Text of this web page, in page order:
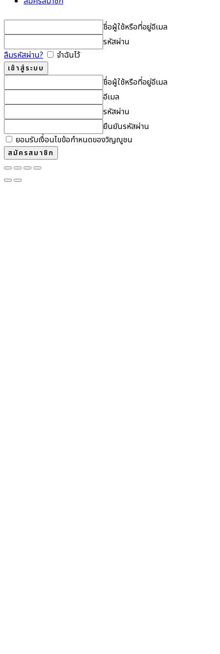
ชื่อผู้ใช้หรือที่อยู่อีเมล
รหัสผ่าน
ลืมรหัสผ่าน?
จำฉันไว้
ชื่อผู้ใช้หรือที่อยู่อีเมล
อีเมล
รหัสผ่าน
ยืนยันรหัสผ่าน
ยอมรับเงื่อนไขข้อกำหนดของวิญญูชน